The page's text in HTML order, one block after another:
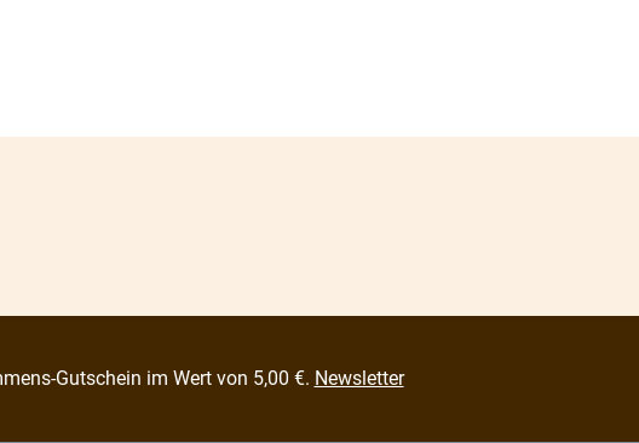
Gutschein im Wert von 5,00 €. Newsletter